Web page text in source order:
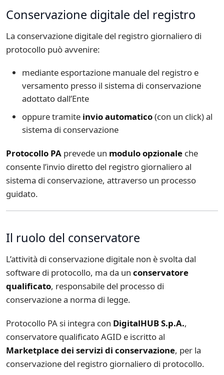
Conservazione digitale del registro
La conservazione digitale del registro giornaliero di
protocollo può avvenire:
mediante esportazione manuale del registro e
versamento presso il sistema di conservazione
adottato dall’Ente
oppure tramite invio automatico(con un click) al
sistema di conservazione
Protocollo PA prevede un modulo opzionale che
consente l’invio diretto del registro giornaliero al
sistema di conservazione, attraverso un processo
guidato.
Il ruolo del conservatore
L’attività di conservazione digitale non è svolta dal
software di protocollo, ma da un conservatore
qualificato, responsabile del processo di
conservazione a norma di legge.
Protocollo PA si integra con DigitalHUB S.p.A.,
conservatore qualificato AGID e iscritto al
Marketplace dei servizi di conservazione, per la
conservazione del registro giornaliero di protocollo.